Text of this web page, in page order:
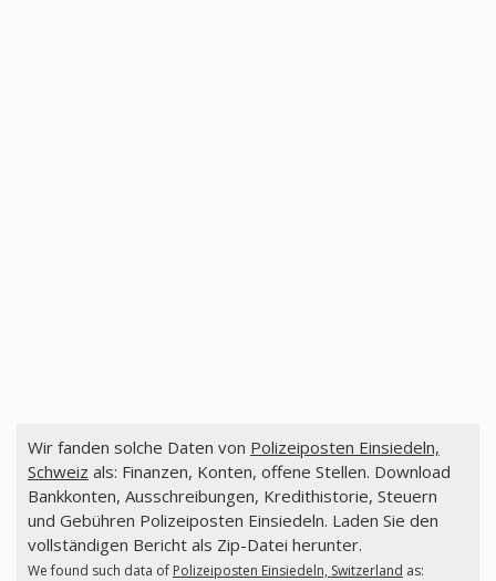
Wir fanden solche Daten von Polizeiposten Einsiedeln,
Schweiz als: Finanzen, Konten, offene Stellen. Download
Bankkonten, Ausschreibungen, Kredithistorie, Steuern
und Gebühren Polizeiposten Einsiedeln. Laden Sie den
vollständigen Bericht als Zip-Datei herunter.
We found such data of Polizeiposten Einsiedeln, Switzerland as: